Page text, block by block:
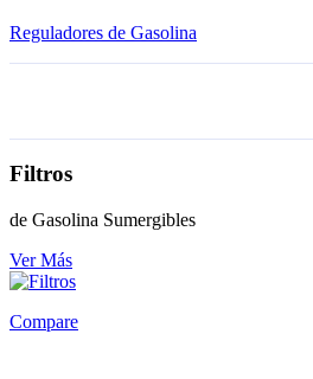
Reguladores de Gasolina
Filtros
de Gasolina Sumergibles
Ver Más
Compare